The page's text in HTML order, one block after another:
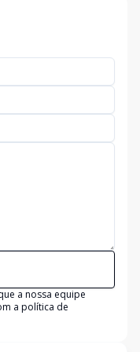
a nossa equipe
a política de